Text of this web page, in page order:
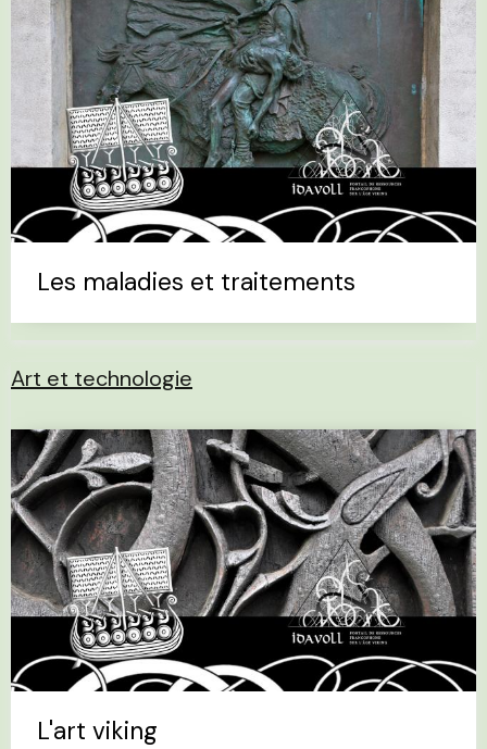
Les maladies et traitements
Art et technologie
L'art viking